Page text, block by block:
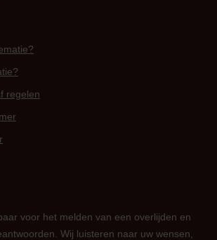
regelen
voor het melden van een overlijden en
Wij luisteren naar uw wensen,